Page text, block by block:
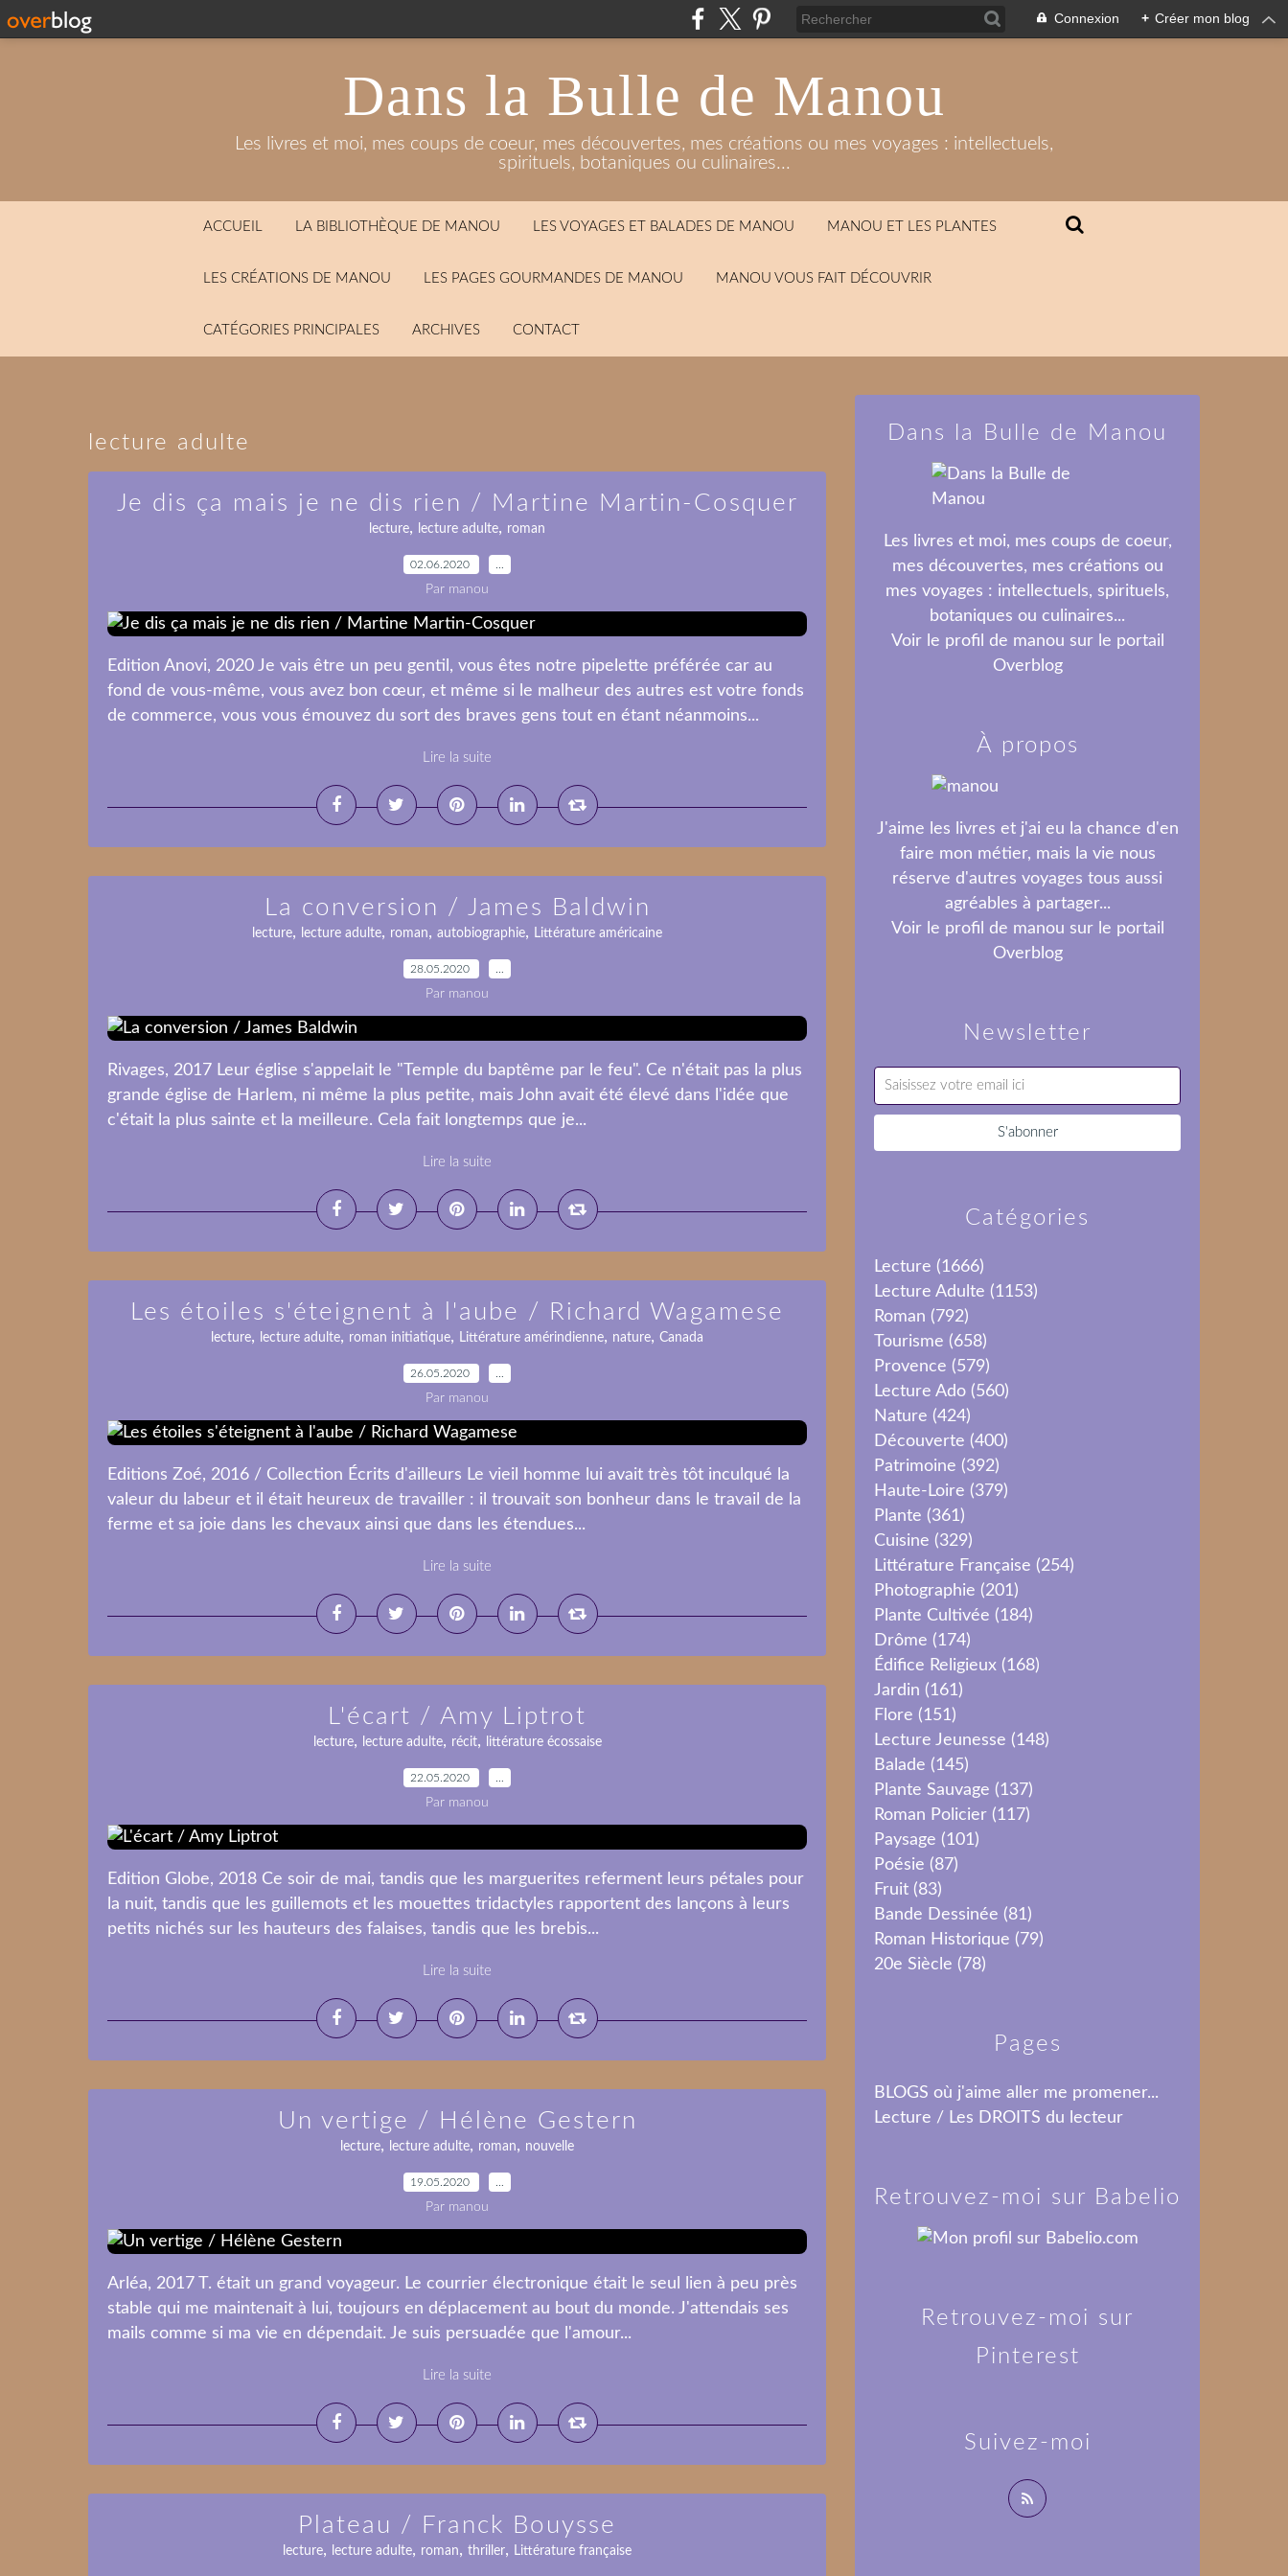
Connexion + Créer mon blog
Dans la Bulle de Manou
Les livres et moi, mes coups de coeur, mes découvertes, mes créations ou mes voyages : intellectuels,
spirituels, botaniques ou culinaires...
ACCUEIL LA BIBLIOTHÈQUE DE MANOU LES VOYAGES ET BALADES DE MANOU MANOU ET LES PLANTES
LES CRÉATIONS DE MANOU LES PAGES GOURMANDES DE MANOU MANOU VOUS FAIT DÉCOUVRIR
CATÉGORIES PRINCIPALES ARCHIVES CONTACT
lecture adulte
Je dis ça mais je ne dis rien / Martine Martin-Cosquer
lecture, lecture adulte, roman
02.06.2020
Par manou
Edition Anovi, 2020 Je vais être un peu gentil, vous êtes notre pipelette préférée car au
fond de vous-même, vous avez bon cœur, et même si le malheur des autres est votre fonds
de commerce, vous vous émouvez du sort des braves gens tout en étant néanmoins...
Lire la suite
La conversion / James Baldwin
lecture, lecture adulte, roman, autobiographie, Littérature américaine
28.05.2020
Par manou
Rivages, 2017 Leur église s'appelait le "Temple du baptême par le feu". Ce n'était pas la plus
grande église de Harlem, ni même la plus petite, mais John avait été élevé dans l'idée que
c'était la plus sainte et la meilleure. Cela fait longtemps que je...
Lire la suite
Les étoiles s'éteignent à l'aube / Richard Wagamese
lecture, lecture adulte, roman initiatique, Littérature amérindienne, nature, Canada
26.05.2020
Par manou
Editions Zoé, 2016 / Collection Écrits d'ailleurs Le vieil homme lui avait très tôt inculqué la
valeur du labeur et il était heureux de travailler : il trouvait son bonheur dans le travail de la
ferme et sa joie dans les chevaux ainsi que dans les étendues...
Lire la suite
L'écart / Amy Liptrot
lecture, lecture adulte, récit, littérature écossaise
22.05.2020
Par manou
Edition Globe, 2018 Ce soir de mai, tandis que les marguerites referment leurs pétales pour
la nuit, tandis que les guillemots et les mouettes tridactyles rapportent des lançons à leurs
petits nichés sur les hauteurs des falaises, tandis que les brebis...
Lire la suite
Un vertige / Hélène Gestern
lecture, lecture adulte, roman, nouvelle
19.05.2020
Par manou
Arléa, 2017 T. était un grand voyageur. Le courrier électronique était le seul lien à peu près
stable qui me maintenait à lui, toujours en déplacement au bout du monde. J'attendais ses
mails comme si ma vie en dépendait. Je suis persuadée que l'amour...
Lire la suite
Plateau / Franck Bouysse
lecture, lecture adulte, roman, thriller, Littérature française
Newsletter
Catégories
Lecture (1666)
Lecture Adulte (1153)
Roman (792)
Tourisme (658)
Provence (579)
Lecture Ado (560)
Nature (424)
Découverte (400)
Patrimoine (392)
Haute-Loire (379)
Plante (361)
Cuisine (329)
Littérature Française (254)
Photographie (201)
Plante Cultivée (184)
Drôme (174)
Édifice Religieux (168)
Jardin (161)
Flore (151)
Lecture Jeunesse (148)
Balade (145)
Plante Sauvage (137)
Roman Policier (117)
Paysage (101)
Poésie (87)
Fruit (83)
Bande Dessinée (81)
Roman Historique (79)
20e Siècle (78)
Pages
BLOGS où j'aime aller me promener...
Lecture / Les DROITS du lecteur
Dans la Bulle de Manou
Les livres et moi, mes coups de coeur,
mes découvertes, mes créations ou
mes voyages : intellectuels, spirituels,
botaniques ou culinaires...
Voir le profil de manou sur le portail
Overblog
Suivez-moi
À propos
J'aime les livres et j'ai eu la chance d'en
faire mon métier, mais la vie nous
réserve d'autres voyages tous aussi
agréables à partager...
Voir le profil de manou sur le portail
Overblog
Retrouvez-moi sur Babelio
Retrouvez-moi sur
Pinterest